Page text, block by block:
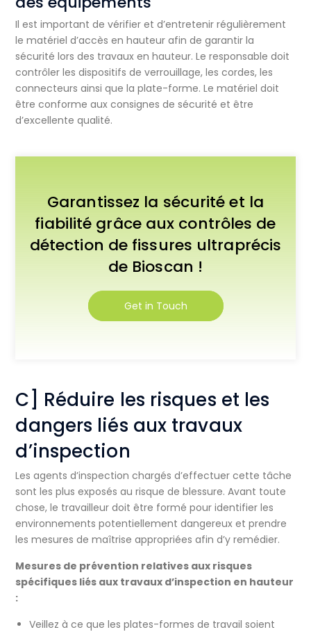
Il est important de vérifier et d’entretenir régulièrement
le matériel d’accès en hauteur afin de garantir la
sécurité lors des travaux en hauteur. Le responsable doit
contrôler les dispositifs de verrouillage, les cordes, les
connecteurs ainsi que la plate-forme. Le matériel doit
être conforme aux consignes de sécurité et être
d’excellente qualité.
Garantissez la sécurité et la
fiabilité grâce aux contrôles de
détection de fissures ultraprécis
de Bioscan !
Get in Touch
C] Réduire les risques et les
dangers liés aux travaux
d’inspection
Les agents d’inspection chargés d’effectuer cette tâche
sont les plus exposés au risque de blessure. Avant toute
chose, le travailleur doit être formé pour identifier les
environnements potentiellement dangereux et prendre
les mesures de maîtrise appropriées afin d’y remédier.
Mesures de prévention relatives aux risques
spécifiques liés aux travaux d’inspection en hauteur
:
Veillez à ce que les plates-formes de travail soient